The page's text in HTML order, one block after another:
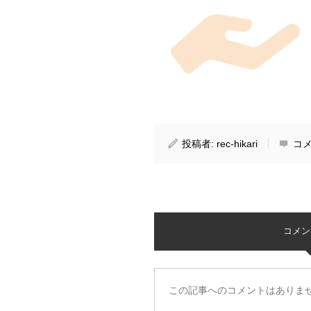
投稿者: rec-hikari コ
コメ
この記事へのコメントはありま